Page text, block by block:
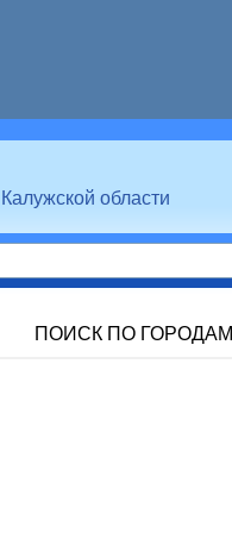
области
ПОИСК ПО ГОРОДАМ